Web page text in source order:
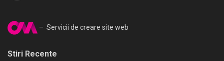
– Servicii de creare site web
Stiri Recente